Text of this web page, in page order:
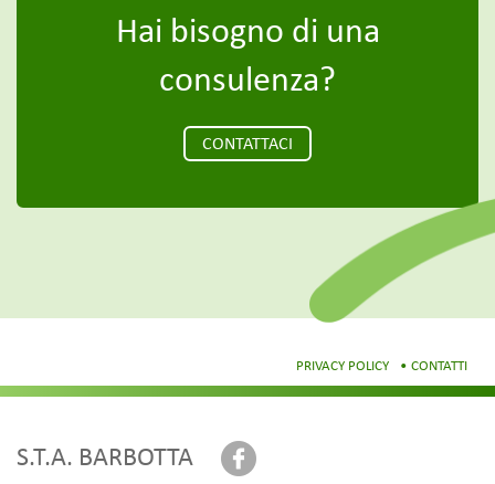
Hai bisogno di una
consulenza?
CONTATTACI
PRIVACY POLICY CONTATTI
S.T.A. BARBOTTA